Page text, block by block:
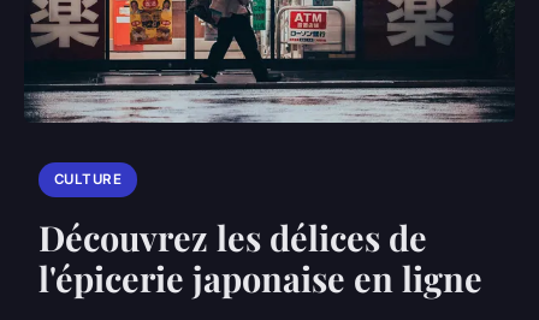
CULTURE
Découvrez les délices de
l'épicerie japonaise en ligne